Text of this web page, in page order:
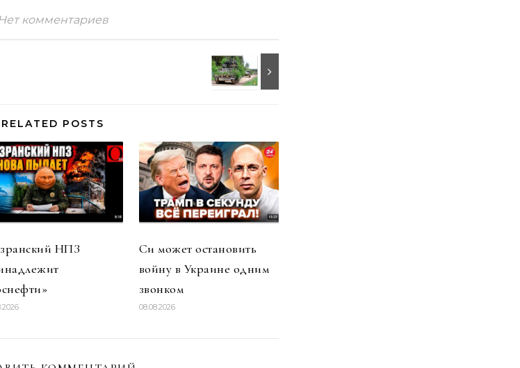
комментариев
RELATED POSTS
НПЗ
Си может остановить
войну в Украине одним
звонком
08.08.2026